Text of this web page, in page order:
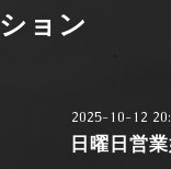
ョン
2025-10-12
日曜日営業